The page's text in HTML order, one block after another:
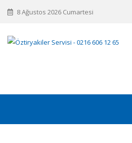
8 Ağustos 2026 Cumartesi